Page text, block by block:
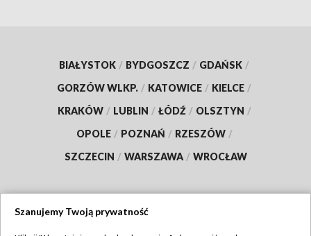
BIAŁYSTOK / BYDGOSZCZ / GDAŃSK /
GORZÓW WLKP. / KATOWICE / KIELCE /
KRAKÓW / LUBLIN / ŁÓDŹ / OLSZTYN /
OPOLE / POZNAŃ / RZESZÓW /
SZCZECIN / WARSZAWA / WROCŁAW
Szanujemy Twoją prywatność